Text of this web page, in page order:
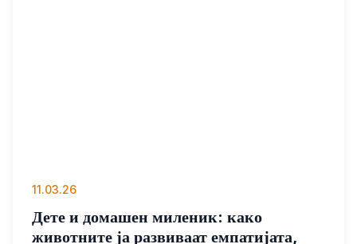
11.03.26
Дете и домашен миленик: како
животните ја развиваат емпатијата,